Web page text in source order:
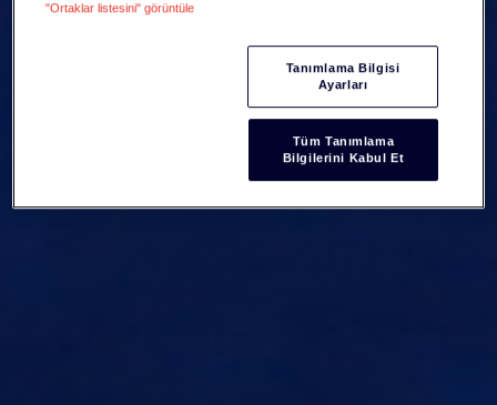
"Ortaklar listesini" görüntüle
Tanımlama Bilgisi
Ayarları
Tüm Tanımlama
Bilgilerini Kabul Et